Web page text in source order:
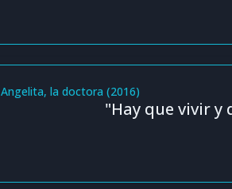
Angelita, la doctora (2016)
"Hay que vivir y